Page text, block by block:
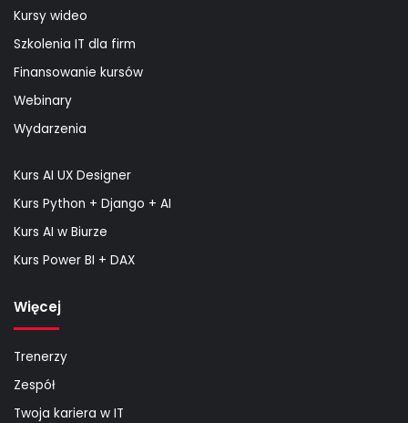
Kursy wideo
Szkolenia IT dla firm
Finansowanie kursów
Webinary
Wydarzenia
Kurs AI UX Designer
Kurs Python + Django + AI
Kurs AI w Biurze
Kurs Power BI + DAX
Więcej
Trenerzy
Zespół
Twoja kariera w IT